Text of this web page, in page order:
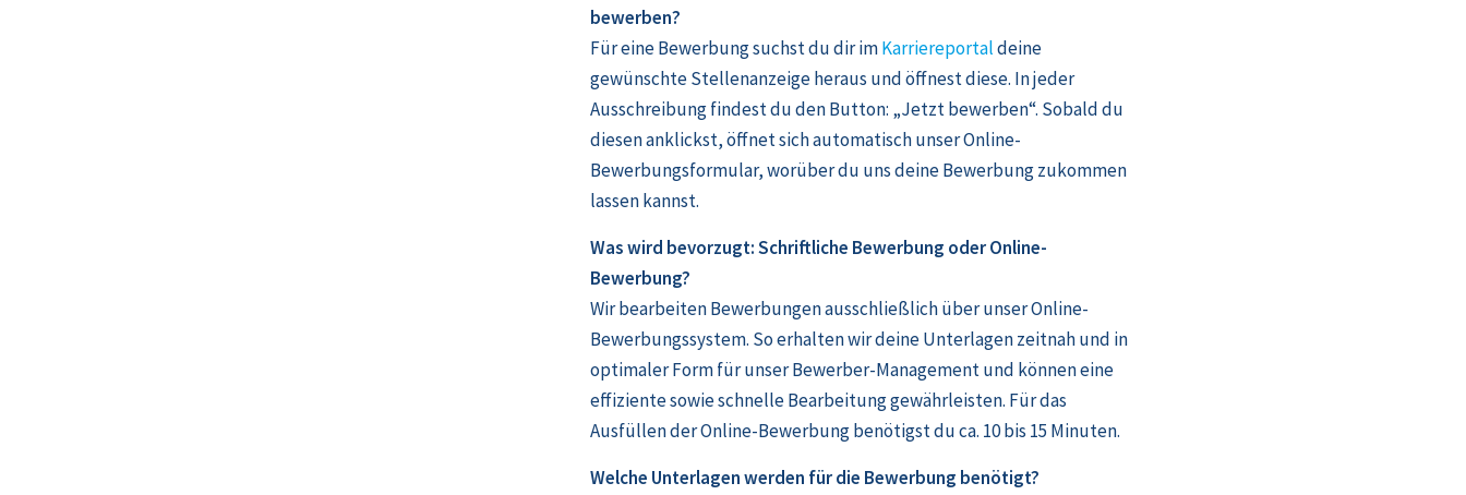
bewerben?
Für eine Bewerbung suchst du dir imKarriereportaldeine
gewünschte Stellenanzeige heraus und öffnest diese. In jeder
Ausschreibung findest du den Button: „Jetzt bewerben“. Sobald du
diesen anklickst, öffnet sich automatisch unser Online-
Bewerbungsformular, worüber du uns deine Bewerbung zukommen
lassen kannst.
Was wird bevorzugt: Schriftliche Bewerbung oder Online-
Bewerbung?
Wir bearbeiten Bewerbungen ausschließlich über unser Online-
Bewerbungssystem. So erhalten wir deine Unterlagen zeitnah und in
optimaler Form für unser Bewerber-Management und können eine
effiziente sowie schnelle Bearbeitung gewährleisten. Für das
Ausfüllen der Online-Bewerbung benötigst du ca. 10 bis 15 Minuten.
Welche Unterlagen werden für die Bewerbung benötigt?